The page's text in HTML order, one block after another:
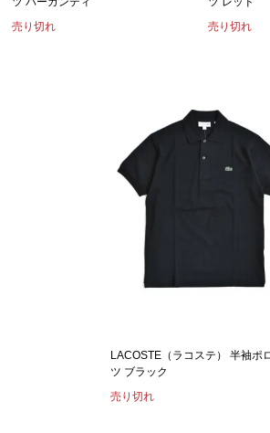
売り切れ
売り切れ
LACOSTE（ラコステ） 半袖ポ
ツ ブラック
売り切れ